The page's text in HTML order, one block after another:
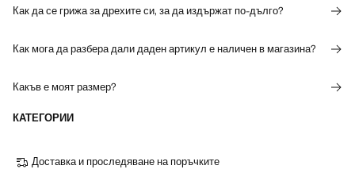
Как да се грижа за дрехите си, за да издържат по-дълго?
Как мога да разбера дали даден артикул е наличен в магазина?
Какъв е моят размер?
КАТЕГОРИИ
Доставка и проследяване на поръчките